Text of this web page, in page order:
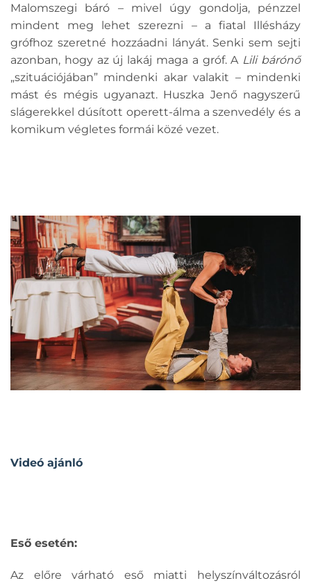
Malomszegi báró – mivel úgy gondolja, pénzzel
mindent meg lehet szerezni – a fiatal Illésházy
grófhoz szeretné hozzáadni lányát. Senki sem sejti
azonban, hogy az új lakáj maga a gróf. A Lili bárónő
„szituációjában” mindenki akar valakit – mindenki
mást és mégis ugyanazt. Huszka Jenő nagyszerű
slágerekkel dúsított operett-álma a szenvedély és a
komikum végletes formái közé vezet.
Videó ajánló
Eső esetén:
Az előre várható eső miatti helyszínváltozásról